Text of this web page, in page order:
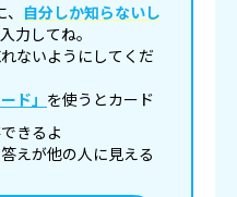
自分しか知らないし
力してね。
ないようにしてくだ
ド」 を使うとカード
できるよ
えが他の人に見える